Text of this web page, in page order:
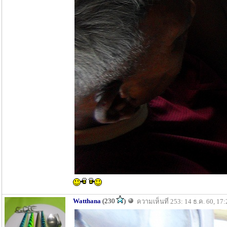
Watthana (230 ) ความเห็นที่ 253: 14 ธ.ค. 60,